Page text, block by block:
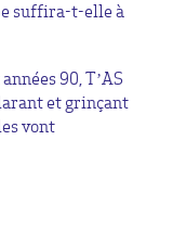
suffira-t-elle à
90, T’AS
et grinçant
vont